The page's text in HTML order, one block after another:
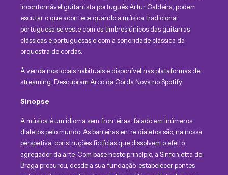
incontornável guitarrista português Artur Caldeira, podem
escutar o que acontece quando a música tradicional
portuguesa se veste com os timbres únicos das guitarras
clássicas e portuguesas e com a sonoridade clássica da
orquestra de cordas.
À venda nos locais habituais e disponível nas plataformas de
streaming. Descubram Arco da Corda Nova no Spotify.
Sinopse
A música é um idioma sem fronteiras, falado em inúmeros
dialetos pelo mundo. As barreiras entre dialetos são, na nossa
perspetiva, construções fictícias que dissolvem o efeito
agregador da arte. Com base neste princípio, a Sinfonietta de
Braga procurou, desde a sua fundação, estabelecer pontes